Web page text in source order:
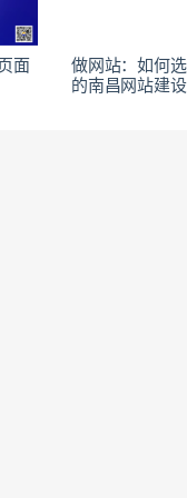
面
做网站：如何
的南昌网站建设